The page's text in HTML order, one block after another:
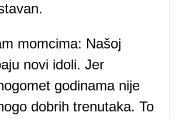
momcima: Našoj
novi idoli. Jer
godinama nije
dobrih trenutaka. To